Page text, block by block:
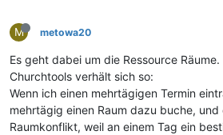
M metowa20
Es geht dabei um die Ressource Räume.
Churchtools verhält sich so:
Wenn ich einen mehrtägigen Termin
mehrtägig einen Raum dazu buche,
Raumkonflikt, weil an einem Tag ein